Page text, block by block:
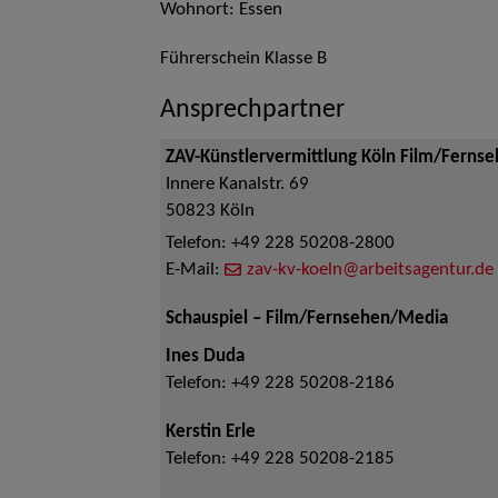
Wohnort: Essen
Führerschein Klasse B
Ansprechpartner
ZAV-Künstlervermittlung Köln Film/
Innere Kanalstr. 69
50823 Köln
Telefon: +49 228 50208-2800
E-Mail:
zav-kv-koeln@arbeitsagentur.de
Schauspiel – Film/Fernsehen/Media
Ines Duda
Telefon: +49 228 50208-2186
Kerstin Erle
Telefon: +49 228 50208-2185